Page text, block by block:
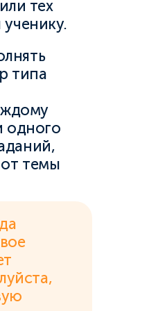
тех
типа
одного
темы